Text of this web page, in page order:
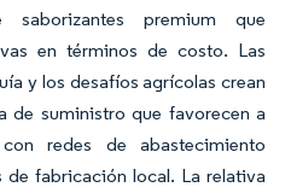
premium que
en términos de costo. Las
y los desafíos agrícolas crean
de suministro que favorecen a
redes de abastecimiento
fabricación local. La relativa